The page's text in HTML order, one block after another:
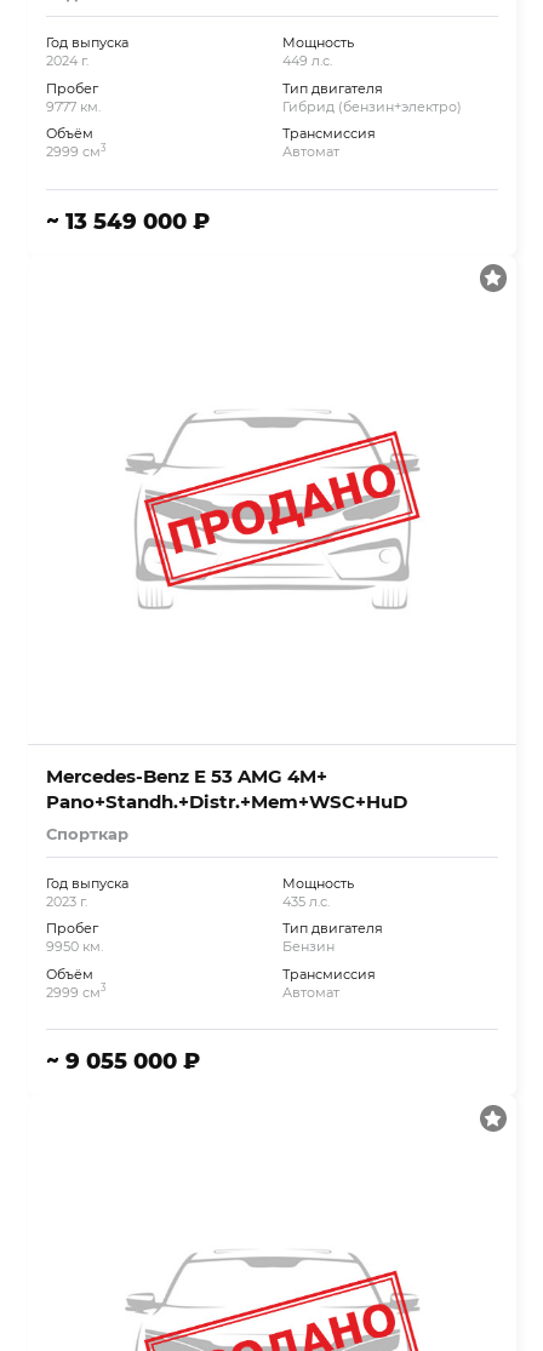
Год выпуска
2024 г.
Пробег
9777 км.
Объём
2999 см3
Мощность
449 л.с.
Тип двигателя
Гибрид (бензин+электро)
Трансмиссия
Автомат
~ 13 549 000 ₽
Mercedes-Benz E 53 AMG 4M+
Pano+Standh.+Distr.+Mem+WSC+HuD
Спорткар
Год выпуска
2023 г.
Пробег
9950 км.
Объём
2999 см3
Мощность
435 л.с.
Тип двигателя
Бензин
Трансмиссия
Автомат
~ 9 055 000 ₽